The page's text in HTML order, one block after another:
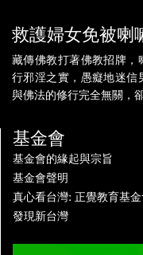
救護婦女免被喇
藏傳佛教打著佛教招牌，
行邪淫之實，愚癡地迷信
與佛法的修行完全無關，
基金會
基金會的緣起與宗旨
基金會聲明
真心看台灣: 正覺教育基金
發現新台灣